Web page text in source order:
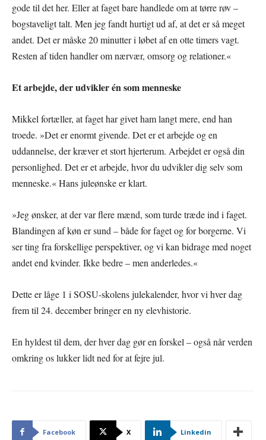
gode til det her. Eller at faget bare handlede om at tørre røv –
bogstaveligt talt. Men jeg fandt hurtigt ud af, at det er så meget
andet. Det er måske 20 minutter i løbet af en otte timers vagt.
Resten af tiden handler om nærvær, omsorg og relationer.«
Et arbejde, der udvikler én som menneske
Mikkel fortæller, at faget har givet ham langt mere, end han
troede. »Det er enormt givende. Det er et arbejde og en
uddannelse, der kræver et stort hjerterum. Arbejdet er også din
personlighed. Det er et arbejde, hvor du udvikler dig selv som
menneske.« Hans juleønske er klart.
»Jeg ønsker, at der var flere mænd, som turde træde ind i faget.
Blandingen af køn er sund – både for faget og for borgerne. Vi
ser ting fra forskellige perspektiver, og vi kan bidrage med noget
andet end kvinder. Ikke bedre – men anderledes.«
Dette er låge 1 i SOSU-skolens julekalender, hvor vi hver dag
frem til 24. december bringer en ny elevhistorie.
En hyldest til dem, der hver dag gør en forskel – også når verden
omkring os lukker lidt ned for at fejre jul.
Facebook X Linkedin